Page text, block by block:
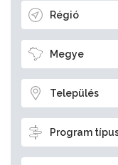
Régió
Megye
Település
Program